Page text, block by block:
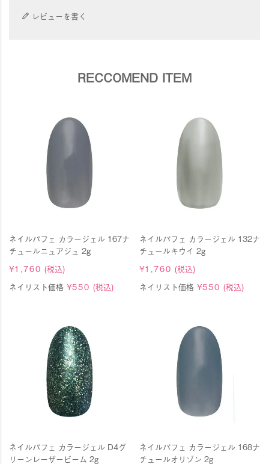
レビューを書く
RECCOMEND ITEM
ネイルパフェ カラージェル 167ナ
チュールニュアジュ 2g
¥1,760 (税込)
ネイリスト価格 ¥550 (税込)
ネイルパフェ カラージェル 132ナ
チュールキウイ 2g
¥1,760 (税込)
ネイリスト価格 ¥550 (税込)
ネイルパフェ カラージェル D4グ
リーンレーザービーム 2g
ネイルパフェ カラージェル 168ナ
チュールオリゾン 2g